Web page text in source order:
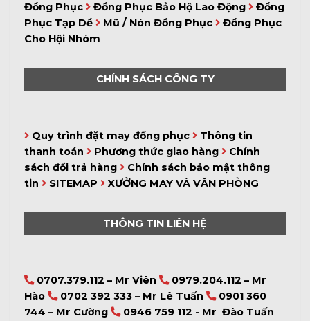
Đồng Phục
Đồng Phục Bảo Hộ Lao Động
Đồng
Phục Tạp Dề
Mũ / Nón Đồng Phục
Đồng Phục
Cho Hội Nhóm
CHÍNH SÁCH CÔNG TY
Quy trình đặt may đồng phục
Thông tin
thanh toán
Phương thức giao hàng
Chính
sách đổi trả hàng
Chính sách bảo mật thông
tin
SITEMAP XƯỞNG MAY VÀ VĂN PHÒNG
THÔNG TIN LIÊN HỆ
0707.379.112 – Mr Viên
0979.204.112 – Mr
Hào
0702 392 333 – Mr Lê Tuấn
0901 360
744 – Mr Cường
0946 759 112 - Mr Đào Tuấn